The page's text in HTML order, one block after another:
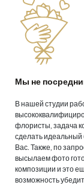
Мы не
В нашей студии
флористы, задача
сделать идеальный
Вас. Также, по
высылаем фото
композиции и это
возможность